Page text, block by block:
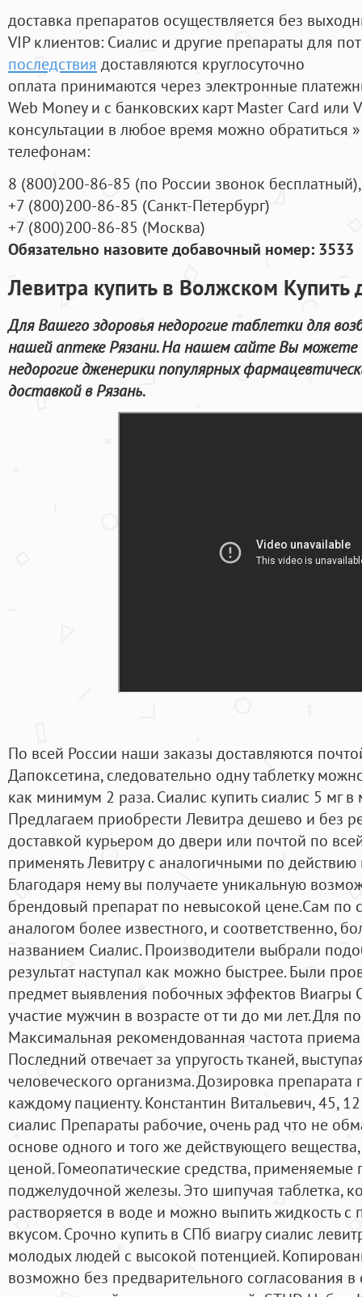
доставка препаратов осуществляется без
VIP клиентов: Сиалис и другие препараты для
последствия доставляются круглосуточно
оплата принимаются через электронные
Web Money и с банковских карт Master Card или
консультации в любое время можно обратиться
телефонам:
8 (800)200-86-85 (по России звонок бесплатный),
+7 (800)200-86-85 (Санкт-Петербург)
+7 (800)200-86-85 (Москва)
Обязательно назовите добавочный номер: 3533
Левитра купить в Волжском Купить
Для Вашего здоровья недорогие таблетки для
нашей аптеке Рязани. На нашем сайте Вы
недорогие дженерики популярных
доставкой в Рязань.
По всей России наши заказы доставляются
Дапоксетина, следовательно одну таблетку
как минимум 2 раза. Сиалис купить сиалис 5 мг в
Предлагаем приобрести Левитра дешево и без
доставкой курьером до двери или почтой по
применять Левитру с аналогичными по
Благодаря нему вы получаете уникальную
брендовый препарат по невысокой цене.Сам по
аналогом более известного, и соответственно,
названием Сиалис. Производители выбрали
результат наступал как можно быстрее. Были
предмет выявления побочных эффектов Виагры
участие мужчин в возрасте от ти до ми лет. Для
Максимальная рекомендованная частота
Последний отвечает за упругость тканей,
человеческого организма. Дозировка
каждому пациенту. Константин Витальевич, 45,
сиалис Препараты рабочие, очень рад что не
основе одного и того же действующего
ценой. Гомеопатические средства, применяемые
поджелудочной железы. Это шипучая таблетка,
растворяется в воде и можно выпить жидкость
вкусом. Срочно купить в СПб виагру сиалис
молодых людей с высокой потенцией.
возможно без предварительного согласования в